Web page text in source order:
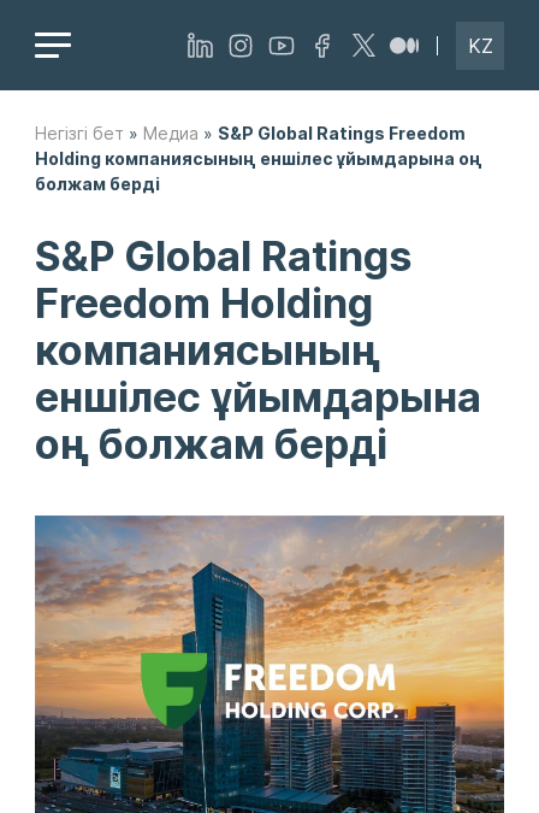
KZ
Негізгі бет » Медиа » S&P Global Ratings Freedom
Holding компаниясының еншілес ұйымдарына оң
болжам берді
S&P Global Ratings
Freedom Holding
компаниясының
еншілес ұйымдарына
оң болжам берді